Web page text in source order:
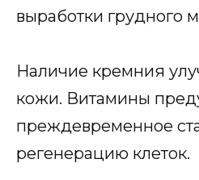
выработки грудного
Наличие кремния
кожи. Витамины
преждевременное
регенерацию клеток.